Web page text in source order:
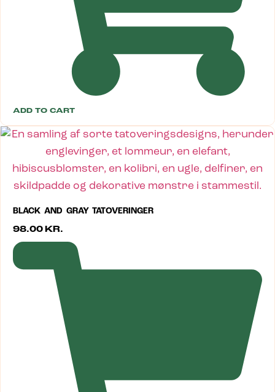
ADD TO CART
BLACK AND GRAY TATOVERINGER
98.00 KR.